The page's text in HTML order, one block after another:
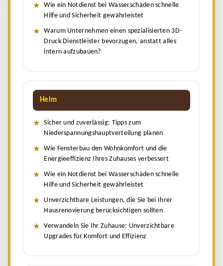
Wie ein Notdienst bei Wasserschäden schnelle
Hilfe und Sicherheit gewährleistet
Warum Unternehmen einen spezialisierten 3D-
Druck Dienstleister bevorzugen, anstatt alles
intern aufzubauen?
Heim
Sicher und zuverlässig: Tipps zum
Niederspannungshauptverteilung planen
Wie Fensterbau den Wohnkomfort und die
Energieeffizienz Ihres Zuhauses verbessert
Wie ein Notdienst bei Wasserschäden schnelle
Hilfe und Sicherheit gewährleistet
Unverzichtbare Leistungen, die Sie bei Ihrer
Hausrenovierung berücksichtigen sollten
Verwandeln Sie Ihr Zuhause: Unverzichtbare
Upgrades für Komfort und Effizienz